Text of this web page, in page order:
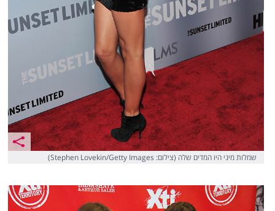
שמלות מיני היו המדים שלה (צילום: Stephen Lovekin/Getty Images)